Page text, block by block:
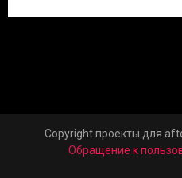
Copyright проекты для
Обращение к